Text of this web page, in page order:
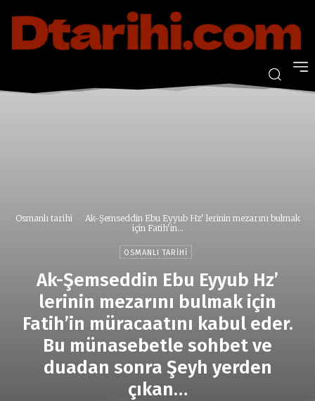
Osmanlı tarihi
Ak-Şemseddin Ebu Eyyub Hz' lerinin mezarını bulmak
için Fatih'in...
OSMANLI TARIHI
Ak-Şemseddin Ebu Eyyub Hz’
lerinin mezarını bulmak için
Fatih’in müracaatını kabul eder.
Bu münasebetle sohbet ve
duadan sonra Şeyh yerden
çıkan…